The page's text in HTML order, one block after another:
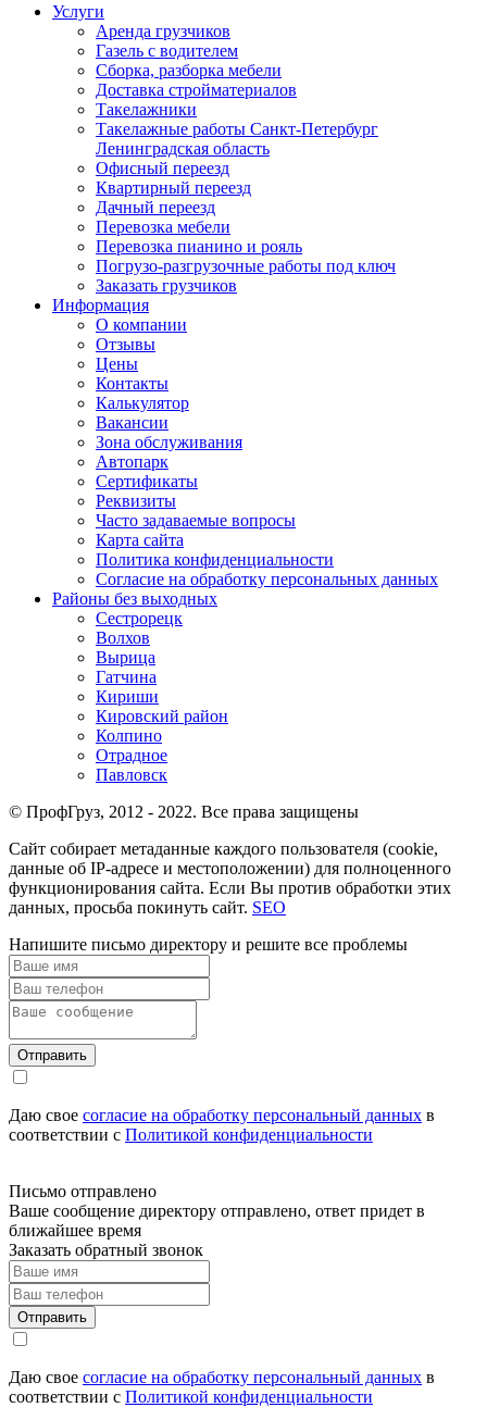
Услуги
Аренда грузчиков
Газель с водителем
Сборка, разборка мебели
Доставка стройматериалов
Такелажники
Такелажные работы Санкт-Петербург
Ленинградская область
Офисный переезд
Квартирный переезд
Дачный переезд
Перевозка мебели
Перевозка пианино и рояль
Погрузо-разгрузочные работы под ключ
Заказать грузчиков
Информация
О компании
Отзывы
Цены
Контакты
Калькулятор
Вакансии
Зона обслуживания
Автопарк
Сертификаты
Реквизиты
Часто задаваемые вопросы
Карта сайта
Политика конфиденциальности
Согласие на обработку персональных данных
Районы без выходных
Сестрорецк
Волхов
Вырица
Гатчина
Кириши
Кировский район
Колпино
Отрадное
Павловск
© ПрофГруз, 2012 - 2022. Все права защищены
Сайт собирает метаданные каждого пользователя (cookie,
данные об IP-адресе и местоположении) для полноценного
функционирования сайта. Если Вы против обработки этих
данных, просьба покинуть сайт. SEO
Напишите письмо директору и решите все проблемы
Отправить
Даю свое согласие на обработку персональный данных в
соответствии с Политикой конфиденциальности
Письмо отправлено
Ваше сообщение директору отправлено, ответ придет в
ближайшее время
Заказать обратный звонок
Отправить
Даю свое согласие на обработку персональный данных в
соответствии с Политикой конфиденциальности